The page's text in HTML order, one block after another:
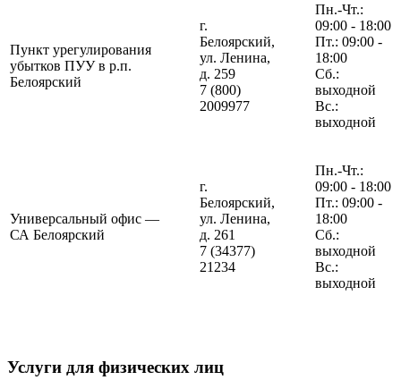
Пункт урегулирования
убытков ПУУ в р.п.
Белоярский
г.
Белоярский,
ул. Ленина,
д. 259
7 (800)
2009977
Пн.-Чт.:
09:00 - 18:00
Пт.: 09:00 -
18:00
Сб.:
выходной
Вс.:
выходной
Универсальный офис —
СА Белоярский
г.
Белоярский,
ул. Ленина,
д. 261
7 (34377)
21234
Пн.-Чт.:
09:00 - 18:00
Пт.: 09:00 -
18:00
Сб.:
выходной
Вс.:
выходной
Услуги для физических лиц